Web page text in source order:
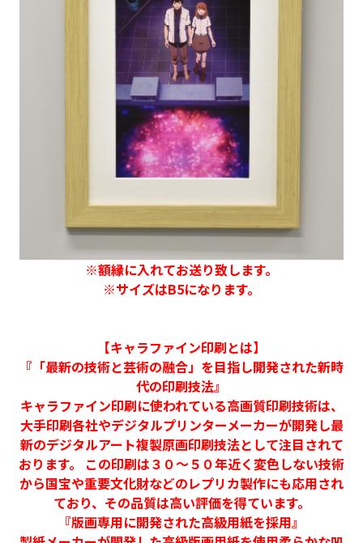
※額縁に入れてお送り致します。
※サイズはB5になります。
【キャラファイン印刷とは】
『「最新の技術と芸術の融合」を目指し開発された新時
代の印刷技法』
キャラファイン印刷に使われている高画質印刷技術は、
大手印刷各社やデジタルプリンターメーカーが開発し最
新のデジタルアート複製原画印刷技法として注目されて
おります。 この印刷は３０～５０年近く変色しない技術
から国宝や重要文化財などのレプリカ製作にも応用され
ており、その品質は高い評価を得ています。
『版画専用に開発された高級用紙を採用』